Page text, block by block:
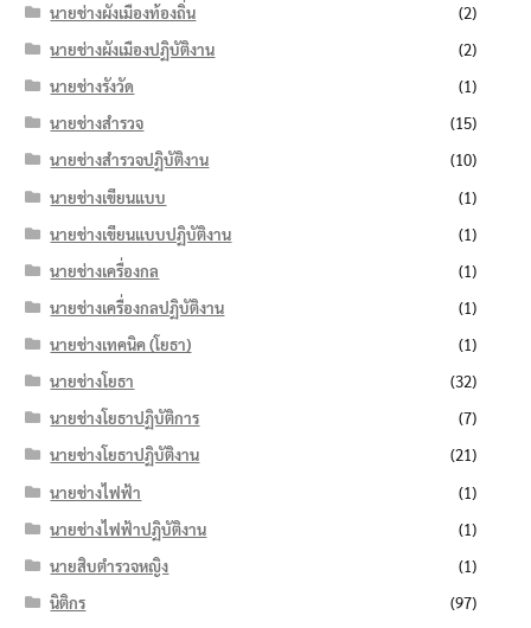
นายช่างผังเมืองท้องถิ่น
(2)
นายช่างผังเมืองปฏิบัติงาน
(2)
นายช่างรังวัด
(1)
นายช่างสำรวจ
(15)
นายช่างสำรวจปฏิบัติงาน
(10)
นายช่างเขียนแบบ
(1)
นายช่างเขียนแบบปฏิบัติงาน
(1)
นายช่างเครื่องกล
(1)
นายช่างเครื่องกลปฏิบัติงาน
(1)
นายช่างเทคนิค (โยธา)
(1)
นายช่างโยธา
(32)
นายช่างโยธาปฏิบัติการ
(7)
นายช่างโยธาปฏิบัติงาน
(21)
นายช่างไฟฟ้า
(1)
นายช่างไฟฟ้าปฏิบัติงาน
(1)
นายสิบตำรวจหญิง
(1)
นิติกร
(97)